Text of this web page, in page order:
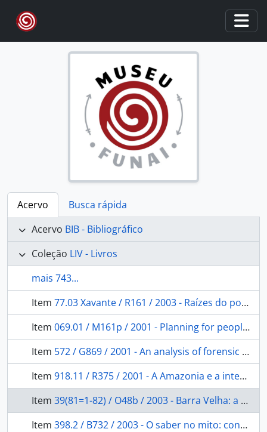
Skip to main content
Acervo
Busca rápida
Acervo BIB - Bibliográfico
Coleção LIV - Livros
mais 743...
Item 77.03 Xavante / R161 / 2003 - Raízes do povo Xavante = Roots of the Xavante nation = A'uwê uptabi za'ri
Item 069.01 / M161p / 2001 - Planning for people in Museum exhibitions
Item 572 / G869 / 2001 - An analysis of forensic anthropology cases submitted to the Smithsonian Institution by the Federal Bureau of Investigation from 1962 to 1994
Item 918.11 / R375 / 2001 - A Amazonia e a integridade do Brasil
Item 39(81=1-82) / O48b / 2003 - Barra Velha: a saga dos índios Pataxó, cenário do descobrimento, 500 anos depois.
Item 398.2 / B732 / 2003 - O saber no mito: conhecimento e inventividade indígenas.